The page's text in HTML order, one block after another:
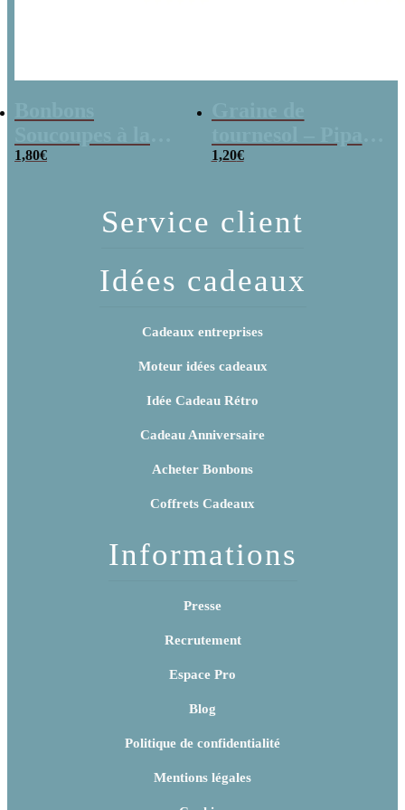
poudre (x20)
1,80€
x 3
1,20€
Service client
Idées cadeaux
Cadeaux entreprises
Moteur idées cadeaux
Idée Cadeau Rétro
Cadeau Anniversaire
Acheter Bonbons
Coffrets Cadeaux
Informations
Presse
Recrutement
Espace Pro
Blog
Politique de confidentialité
Mentions légales